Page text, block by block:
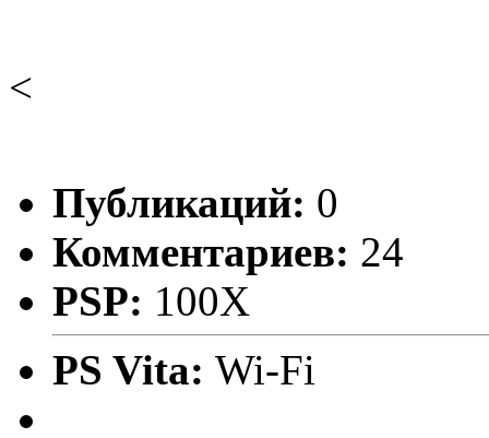
<
Публикаций: 0
Комментариев: 24
PSP: 100X
PS Vita: Wi-Fi